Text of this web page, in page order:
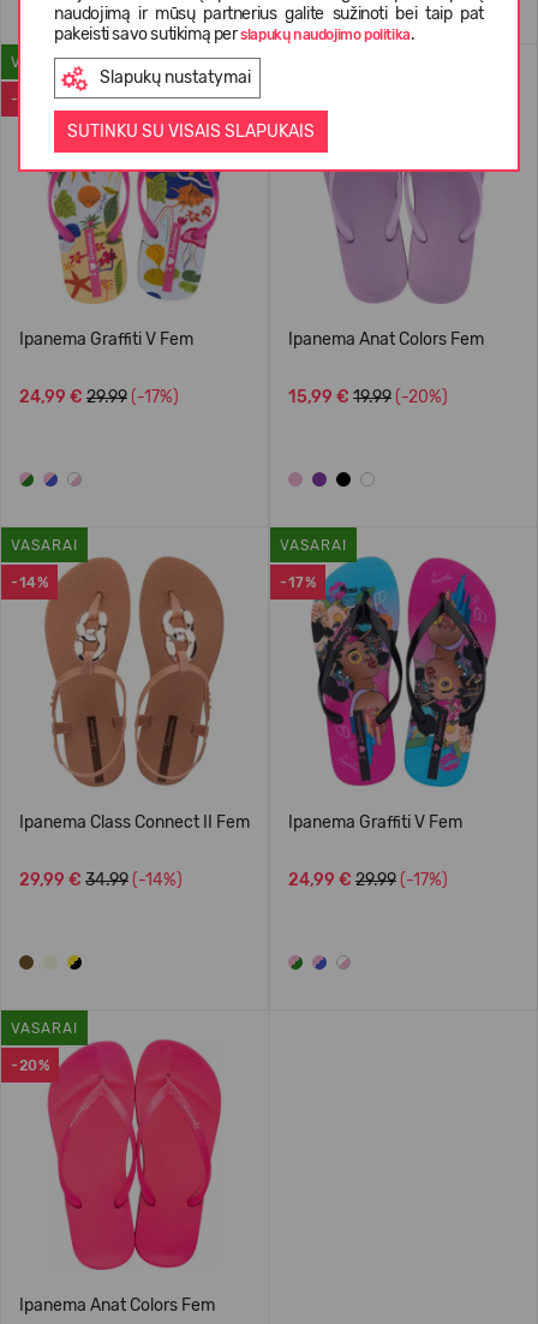
naudojimą ir mūsų partnerius galite sužinoti bei taip pat
pakeisti savo sutikimą perslapukų naudojimo politika.
Slapukų nustatymai
SUTINKU SU VISAIS SLAPUKAIS
-17%
VASARAI
Ipanema Graffiti V Fem
24,99 € 29.99 (-17%)
Ipanema Anat Colors Fem
15,99 € 19.99 (-20%)
-14%
VASARAI
Ipanema Class Connect II Fem
29,99 € 34.99 (-14%)
-17%
VASARAI
Ipanema Graffiti V Fem
24,99 € 29.99 (-17%)
-20%
VASARAI
Ipanema Anat Colors Fem